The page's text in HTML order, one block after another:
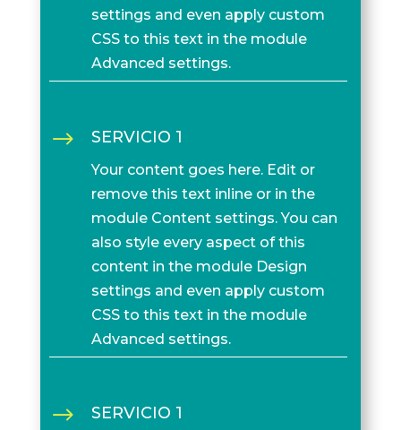
settings and even apply custom
CSS to this text in the module
Advanced settings.
$ SERVICIO 1
Your content goes here. Edit or
remove this text inline or in the
module Content settings. You can
also style every aspect of this
content in the module Design
settings and even apply custom
CSS to this text in the module
Advanced settings.
$ SERVICIO 1